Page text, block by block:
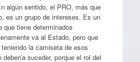
algún sentido, el PRO, más que
es un grupo de intereses. Es un
que tiene determinados
va al Estado, pero que
la camiseta de esos
suceder, porque el rol del